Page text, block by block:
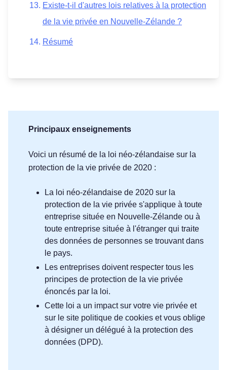
Existe-t-il d'autres lois relatives à la protection
de la vie privée en Nouvelle-Zélande ?
Résumé
Principaux enseignements
Voici un résumé de la loi néo-zélandaise sur la
protection de la vie privée de 2020 :
La loi néo-zélandaise de 2020 sur la
protection de la vie privée s'applique à toute
entreprise située en Nouvelle-Zélande ou à
toute entreprise située à l'étranger qui traite
des données de personnes se trouvant dans
le pays.
Les entreprises doivent respecter tous les
principes de protection de la vie privée
énoncés par la loi.
Cette loi a un impact sur votre vie privée et
sur le site politique de cookies et vous oblige
à désigner un délégué à la protection des
données (DPD).